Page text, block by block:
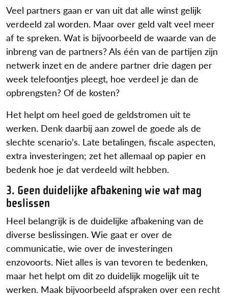
Veel partners gaan er van uit dat alle winst gelijk
verdeeld zal worden. Maar over geld valt veel meer
af te spreken. Wat is bijvoorbeeld de waarde van de
inbreng van de partners? Als één van de partijen zijn
netwerk inzet en de andere partner drie dagen per
week telefoontjes pleegt, hoe verdeel je dan de
opbrengsten? Of de kosten?
Het helpt om heel goed de geldstromen uit te
werken. Denk daarbij aan zowel de goede als de
slechte scenario’s. Late betalingen, fiscale aspecten,
extra investeringen; zet het allemaal op papier en
bedenk hoe je dat verdeeld wilt hebben.
3. Geen duidelijke afbakening wie wat mag
beslissen
Heel belangrijk is de duidelijke afbakening van de
diverse beslissingen. Wie gaat er over de
communicatie, wie over de investeringen
enzovoorts. Niet alles is van tevoren te bedenken,
maar het helpt om dit zo duidelijk mogelijk uit te
werken. Maak bijvoorbeeld afspraken over een recht